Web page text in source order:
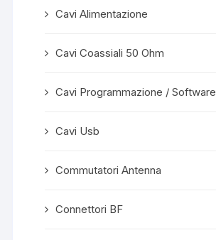
Cavi Alimentazione
Cavi Coassiali 50 Ohm
Cavi Programmazione / Software
Cavi Usb
Commutatori Antenna
Connettori BF